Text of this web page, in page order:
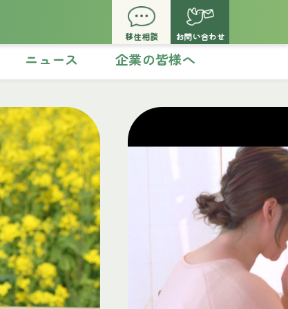
移住相談 お問い合わせ
ニュース 企業の皆様へ